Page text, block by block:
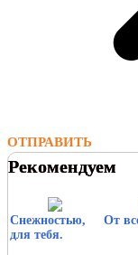
ОТПРАВИТЬ
Рекомендуем
Снежностью,
для тебя.
От